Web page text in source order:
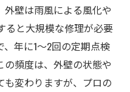
壁は雨風による風化や
ると大規模な修理が必要
年に1〜2回の定期点検
の頻度は、外壁の状態や
も変わりますが、プロの